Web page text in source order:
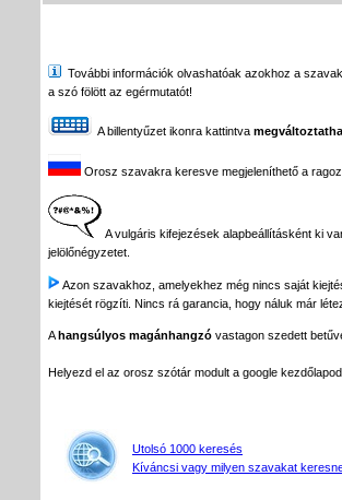
További információk olvashatóak azokhoz a
a szó fölött az egérmutatót!
A billentyűzet ikonra kattintva
Orosz szavakra keresve megjeleníthető a
A vulgáris kifejezések alapbeállításként ki
jelölőnégyzetet.
Azon szavakhoz, amelyekhez még nincs saját
kiejtését rögzíti. Nincs rá garancia, hogy náluk már
Ahangsúlyos magánhangzó vastagon szedett
Helyezd el az orosz szótár modult a google
Utolsó 1000 keresés
Kíváncsi vagy milyen szavakat